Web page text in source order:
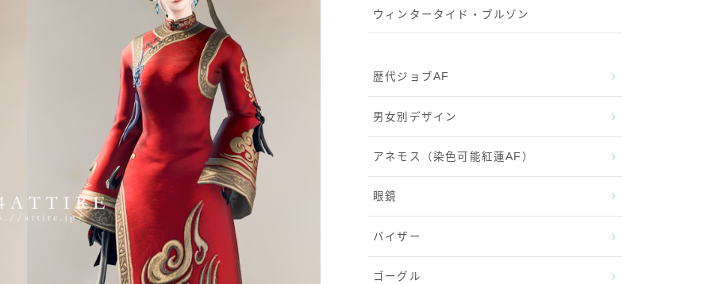
頭装備ギミックあり
ネイル
ノースリーブ
ウィンタータイド・ブルゾン
歴代ジョブAF
男女別デザイン
アネモス（染色可能紅蓮AF）
眼鏡
バイザー
ゴーグル